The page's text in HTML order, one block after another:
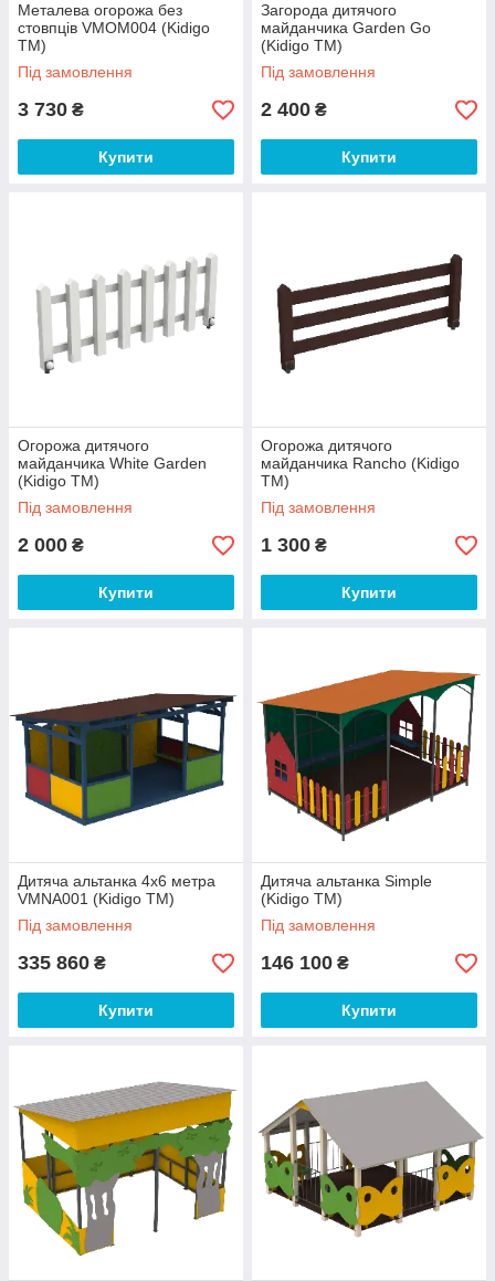
Металева огорожа без
стовпців VMOM004 (Kidigo
ТМ)
Під замовлення
3 730 ₴
Купити
Загорода дитячого
майданчика Garden Go
(Kidigo ТМ)
Під замовлення
2 400 ₴
Купити
Огорожа дитячого
майданчика White Garden
(Kidigo ТМ)
Під замовлення
2 000 ₴
Купити
Огорожа дитячого
майданчика Rancho (Kidigo
ТМ)
Під замовлення
1 300 ₴
Купити
Дитяча альтанка 4х6 метра
VMNA001 (Kidigo ТМ)
Під замовлення
335 860 ₴
Купити
Дитяча альтанка Simple
(Kidigo ТМ)
Під замовлення
146 100 ₴
Купити